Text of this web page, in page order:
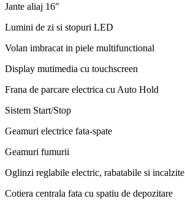
Jante aliaj 16"
Lumini de zi si stopuri LED
Volan imbracat in piele multifunctional
Display mutimedia cu touchscreen
Frana de parcare electrica cu Auto Hold
Sistem Start/Stop
Geamuri electrice fata-spate
Geamuri fumurii
Oglinzi reglabile electric, rabatabile si incalzite
Cotiera centrala fata cu spatiu de depozitare